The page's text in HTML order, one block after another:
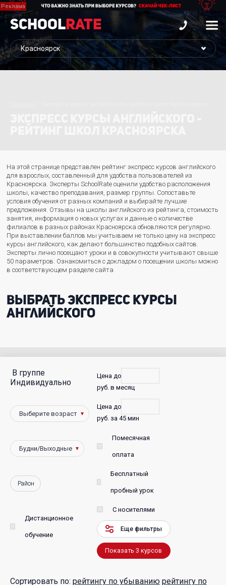
School Rate
На этой странице представлен рейтинг экспресс курсов английского
для взрослых, составленный для удобства пользователей из
Красноярска. Эксперты SchoolRate оценили удобство расположения
школы, качество преподавания, размер группы. Сопоставьте
условия обучения от разных компаний и выбирайте лучшие
предложения. Отзывы на школы английского из рейтинга, стоимость
занятия, информация о новых услугах и данные о количестве
филиалов в разных районах Красноярска обновляются регулярно.
При выставлении баллов мы учитываем не только цену на экспресс
курсы английского, как делают большинство подобных сайтов.
Эксперты лично посещают уроки и в совокупности учитывают свыше
50 параметров. Ознакомиться с докладом о посещении школы можно
в соответствующем разделе сайта
Выбрать экспресс курсы
английского
В группе
Индивидуально
Район
Дистанционное
обучение
Цена до
руб. в месяц
Цена до
руб. за 45 мин
Помесячная
оплата
Бесплатный
пробный урок
С носителями
Еще фильтры
Показать 3 курсов
С
Победители
Сортировать по: рейтингу по убыванию рейтингу по